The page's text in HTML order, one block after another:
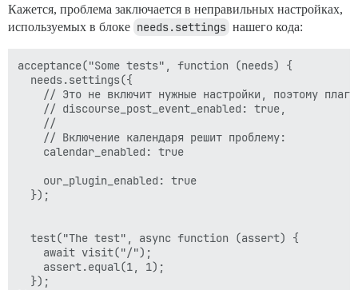
Кажется, проблема заключается в неправильных настройках,
используемых в блоке needs.settings нашего кода:
acceptance("Some tests", function (needs) {
  needs.settings({
// Это не включит нужные настройки, поэтому
    // discourse_post_event_enabled: true,
    //
    // Включение календаря решит проблему:
    calendar_enabled: true
    our_plugin_enabled: true
  });
  test("The test", async function (assert) {
    await visit("/");
    assert.equal(1, 1);
  });